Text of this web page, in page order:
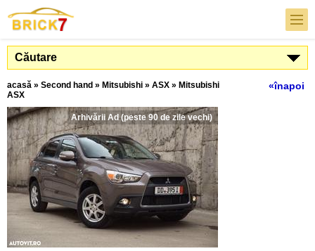
Căutare
«înapoi
acasă » Second hand » Mitsubishi » ASX » Mitsubishi
ASX
Arhivării Ad (peste 90 de zile vechi)